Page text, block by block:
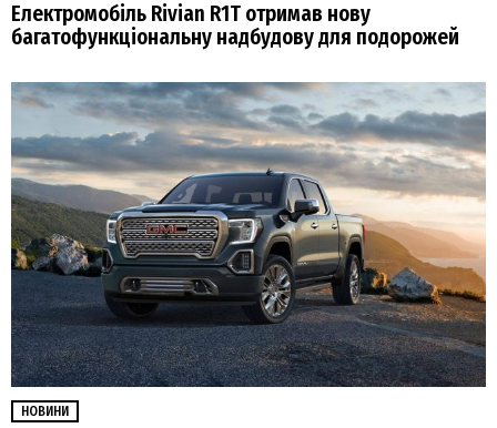
Електромобіль Rivian R1T отримав нову
багатофункціональну надбудову для подорожей
НОВИНИ